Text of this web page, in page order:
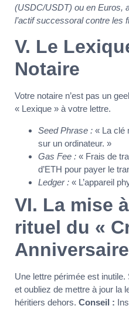
(USDC/USDT) ou en Euros,
l’actif successoral contre les
V. Le
Notaire
Votre notaire n’est pas un
« Lexique » à votre lettre.
Seed Phrase : « La clé
sur un ordinateur. »
Gas Fee : « Frais de
d’ETH pour payer le
Ledger : « L’appareil
VI. La mise
rituel du «
Une lettre périmée est
et oubliez de mettre à jour la
héritiers dehors. Conseil :